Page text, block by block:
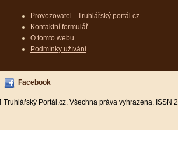
Provozovatel - Truhlářský portál.cz
Kontaktní formulář
O tomto webu
Podmínky užívání
Facebook
Portál.cz. Všechna práva vyhrazena.